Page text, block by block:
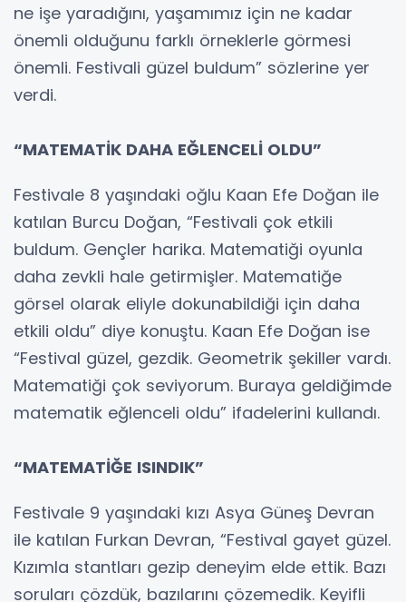
ne işe yaradığını, yaşamımız için ne kadar
önemli olduğunu farklı örneklerle görmesi
önemli. Festivali güzel buldum” sözlerine yer
verdi.
“MATEMATİK DAHA EĞLENCELİ OLDU”
Festivale 8 yaşındaki oğlu Kaan Efe Doğan ile
katılan Burcu Doğan, “Festivali çok etkili
buldum. Gençler harika. Matematiği oyunla
daha zevkli hale getirmişler. Matematiğe
görsel olarak eliyle dokunabildiği için daha
etkili oldu” diye konuştu. Kaan Efe Doğan ise
“Festival güzel, gezdik. Geometrik şekiller vardı.
Matematiği çok seviyorum. Buraya geldiğimde
matematik eğlenceli oldu” ifadelerini kullandı.
“MATEMATİĞE ISINDIK”
Festivale 9 yaşındaki kızı Asya Güneş Devran
ile katılan Furkan Devran, “Festival gayet güzel.
Kızımla stantları gezip deneyim elde ettik. Bazı
soruları çözdük, bazılarını çözemedik. Keyifli